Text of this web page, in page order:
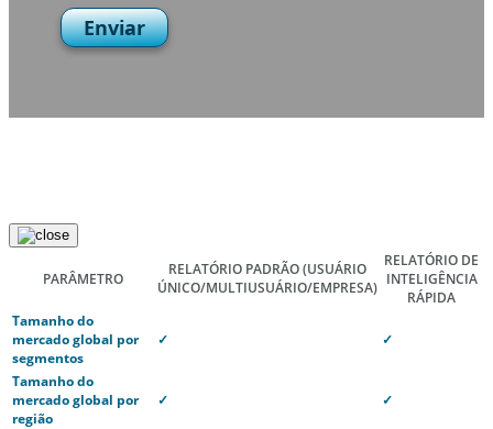
Enviar
PARÂMETRO
RELATÓRIO PADRÃO(USUÁRIO
ÚNICO/MULTIUSUÁRIO/EMPRESA)
RELATÓRIO DE
INTELIGÊNCIA
RÁPIDA
Tamanho do
mercado global por
segmentos
✓ ✓
Tamanho do
mercado global por
região
✓ ✓